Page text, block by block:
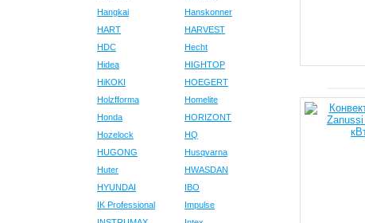
Hangkai
Hanskonner
HART
HARVEST
HDC
Hecht
Hidea
HIGHTOP
HiKOKI
HOEGERT
Holzfforma
Homelite
Honda
HORIZONT
Hozelock
HQ
HUGONG
Husqvarna
Huter
HWASDAN
HYUNDAI
IBO
IK Professional
Impulse